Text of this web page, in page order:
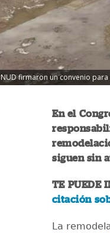
firmaron un convenio
En el
siguen sin
TE PUEDE
citación
La